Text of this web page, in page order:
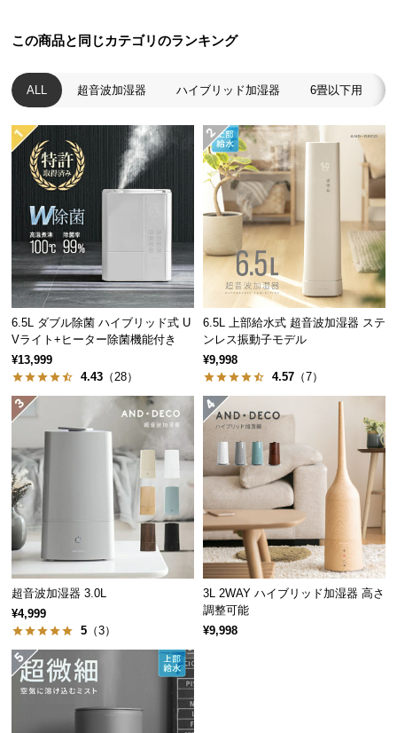
配
に
つ
て
小
商
品
の
配
送
に
つ
い
て
梱
設
置
サ
ー
ビ
に
つ
い
て
搬
この商品と同じカテゴリのランキング
ALL 超音波加湿器 ハイブリッド加湿器 6畳以下用
6.5L ダブル除菌 ハイブリッド式 U
Vライト+ヒーター除菌機能付き
¥13,999
4.43 （28）
6.5L 上部給水式 超音波加湿器 ステ
ンレス振動子モデル
¥9,998
4.57 （7）
超音波加湿器 3.0L
¥4,999
5 （3）
3L 2WAY ハイブリッド加湿器 高さ
調整可能
¥9,998